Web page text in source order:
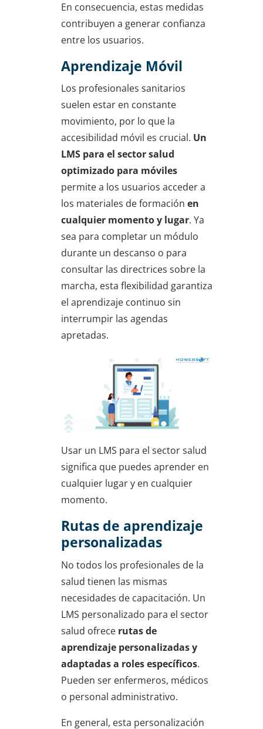
En consecuencia, estas medidas
contribuyen a generar confianza
entre los usuarios.
Aprendizaje Móvil
Los profesionales sanitarios
suelen estar en constante
movimiento, por lo que la
accesibilidad móvil es crucial. Un
LMS para el sector salud
optimizado para móviles
permite a los usuarios acceder a
los materiales de formación en
cualquier momento y lugar. Ya
sea para completar un módulo
durante un descanso o para
consultar las directrices sobre la
marcha, esta flexibilidad garantiza
el aprendizaje continuo sin
interrumpir las agendas
apretadas.
Usar un LMS para el sector salud
significa que puedes aprender en
cualquier lugar y en cualquier
momento.
Rutas de aprendizaje
personalizadas
No todos los profesionales de la
salud tienen las mismas
necesidades de capacitación. Un
LMS personalizado para el sector
salud ofrece rutas de
aprendizaje personalizadas y
adaptadas a roles específicos.
Pueden ser enfermeros, médicos
o personal administrativo.
En general, esta personalización